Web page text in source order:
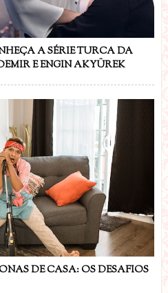
A SÉRIE TURCA DA
E ENGIN AKYÜREK
DE CASA: OS DESAFIOS